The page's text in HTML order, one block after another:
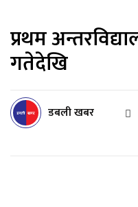
प्रथम
गतेदेखि
डबली खबर